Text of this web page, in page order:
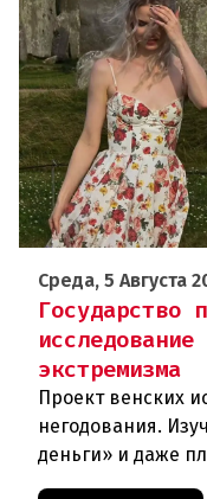
Среда, 5 Августа
Государство
экстремизма
Проект венских
негодования.
деньги» и даже
инструментом